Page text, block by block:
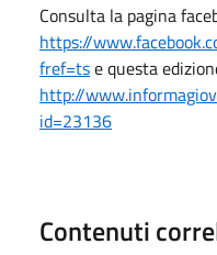
Consulta la pagina
https://
fref=tse questa
http://
id=23136
Contenuti